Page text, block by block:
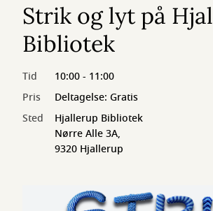
Strik og lyt på
Bibliotek
Tid
10:00 - 11:00
Pris
Deltagelse: Gratis
Sted
Hjallerup Bibliotek
Nørre Alle 3A,
9320 Hjallerup